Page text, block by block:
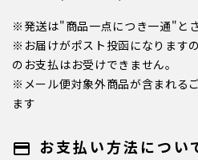
※発送は"商品一点につき一通"と
※お届けがポスト投函になります
のお支払はお受けできません。
※メール便対象外商品が含まれる
ます
payment お支払い方法につい